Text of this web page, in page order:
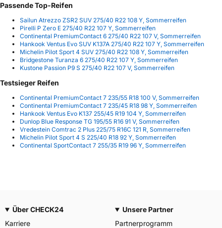
Passende Top-Reifen
Sailun Atrezzo ZSR2 SUV 275/40 R22 108 Y, Sommerreifen
Pirelli P Zero E 275/40 R22 107 Y, Sommerreifen
Continental PremiumContact 6 275/40 R22 107 V, Sommerreifen
Hankook Ventus Evo SUV K137A 275/40 R22 107 Y, Sommerreifen
Michelin Pilot Sport 4 SUV 275/40 R22 108 Y, Sommerreifen
Bridgestone Turanza 6 275/40 R22 107 Y, Sommerreifen
Kustone Passion P9 S 275/40 R22 107 V, Sommerreifen
Testsieger Reifen
Continental PremiumContact 7 235/55 R18 100 V, Sommerreifen
Continental PremiumContact 7 235/45 R18 98 Y, Sommerreifen
Hankook Ventus Evo K137 255/45 R19 104 Y, Sommerreifen
Dunlop Blue Response TG 195/55 R16 91 V, Sommerreifen
Vredestein Comtrac 2 Plus 225/75 R16C 121 R, Sommerreifen
Michelin Pilot Sport 4 S 225/40 R18 92 Y, Sommerreifen
Continental SportContact 7 255/35 R19 96 Y, Sommerreifen
Über CHECK24
Karriere
Unsere Partner
Partnerprogramm